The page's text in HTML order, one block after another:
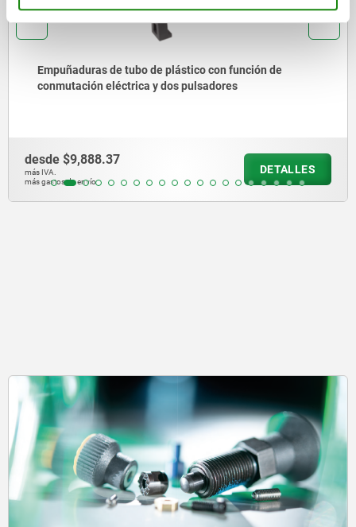
Empuñaduras de tubo de plástico con función de
conmutación eléctrica y dos pulsadores
desde $9,888.37
más IVA.
más gastos de envío
DETALLES